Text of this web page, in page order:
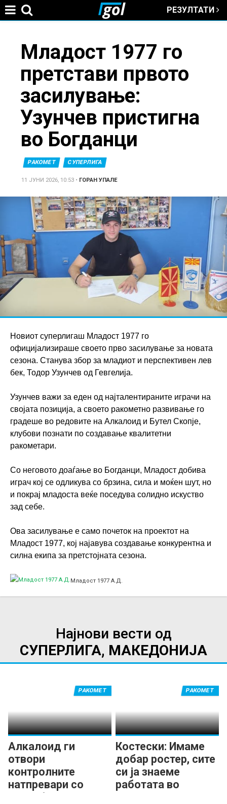
РЕЗУЛТАТИ
here
Младост 1977 го
претстави првото
засилување:
Узунчев пристигна
во Богданци
РАКОМЕТ СУПЕРЛИГА
11 ЈУНИ 2026, 10:53 • ГОРАН УПАЛЕ
Новиот суперлигаш Младост 1977 го
официјализираше своето прво засилување за новата
сезона. Станува збор за младиот и перспективен лев
бек, Тодор Узунчев од Гевгелија.
Узунчев важи за еден од најталентираните играчи на
својата позиција, а своето ракометно развивање го
градеше во редовите на Алкалоид и Бутел Скопје,
клубови познати по создавање квалитетни
ракометари.
Со неговото доаѓање во Богданци, Младост добива
играч кој се одликува со брзина, сила и моќен шут, но
и покрај младоста веќе поседува солидно искуство
зад себе.
Ова засилување е само почеток на проектот на
Младост 1977, кој најавува создавање конкурентна и
силна екипа за претстојната сезона.
Младост 1977 А.Д.
Најнови вести од
СУПЕРЛИГА, МАКЕДОНИЈА
Алкалоид ги
отвори
контролните
натпревари со
триумф
РАКОМЕТ
Костески: Имаме
добар ростер, сите
си ја знаеме
работата во
РАКОМЕТ